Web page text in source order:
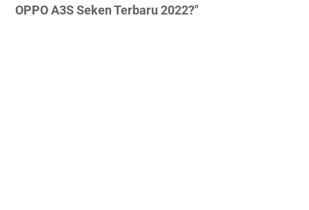
OPPO A3S Seken Terbaru 2022?"